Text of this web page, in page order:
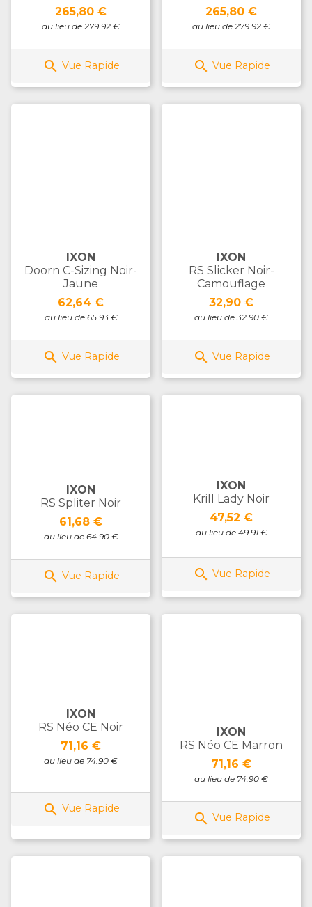
Prix
265,80 €
au lieu de 279.92 €
 Vue Rapide
Prix
265,80 €
au lieu de 279.92 €
 Vue Rapide
IXON
Doorn C-Sizing Noir-
Jaune
Prix
62,64 €
au lieu de 65.93 €
 Vue Rapide
IXON
RS Slicker Noir-
Camouflage
Prix
32,90 €
au lieu de 32.90 €
 Vue Rapide
IXON
RS Spliter Noir
Prix
61,68 €
au lieu de 64.90 €
 Vue Rapide
IXON
Krill Lady Noir
Prix
47,52 €
au lieu de 49.91 €
 Vue Rapide
IXON
RS Néo CE Noir
Prix
71,16 €
au lieu de 74.90 €
 Vue Rapide
IXON
RS Néo CE Marron
Prix
71,16 €
au lieu de 74.90 €
 Vue Rapide